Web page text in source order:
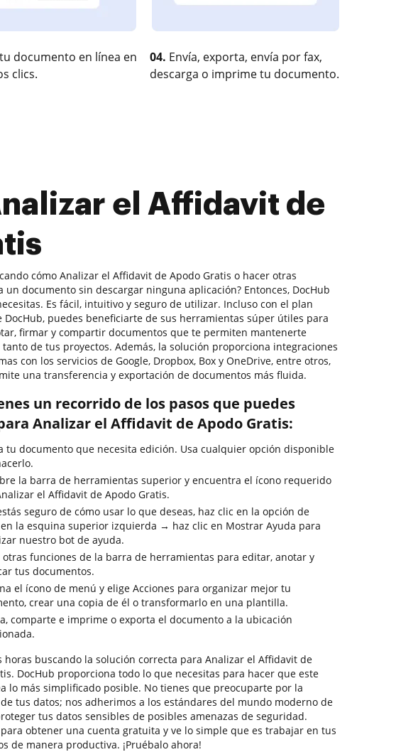
documento en línea en
clics.
04. Envía, exporta, envía por fax,
descarga o imprime tu documento.
el Affidavit de
cómo Analizar el Affidavit de Apodo Gratis o hacer otras
un documento sin descargar ninguna aplicación? Entonces, DocHub
Es fácil, intuitivo y seguro de utilizar. Incluso con el plan
DocHub, puedes beneficiarte de sus herramientas súper útiles para
firmar y compartir documentos que te permiten mantenerte
de tus proyectos. Además, la solución proporciona integraciones
con los servicios de Google, Dropbox, Box y OneDrive, entre otros,
una transferencia y exportación de documentos más fluida.
un recorrido de los pasos que puedes
Analizar el Affidavit de Apodo Gratis:
tu documento que necesita edición. Usa cualquier opción disponible
la barra de herramientas superior y encuentra el ícono requerido
el Affidavit de Apodo Gratis.
seguro de cómo usar lo que deseas, haz clic en la opción de
la esquina superior izquierda → haz clic en Mostrar Ayuda para
nuestro bot de ayuda.
otras funciones de la barra de herramientas para editar, anotar y
tus documentos.
el ícono de menú y elige Acciones para organizar mejor tu
crear una copia de él o transformarlo en una plantilla.
comparte e imprime o exporta el documento a la ubicación
horas buscando la solución correcta para Analizar el Affidavit de
DocHub proporciona todo lo que necesitas para hacer que este
lo más simplificado posible. No tienes que preocuparte por la
tus datos; nos adherimos a los estándares del mundo moderno de
tus datos sensibles de posibles amenazas de seguridad.
obtener una cuenta gratuita y ve lo simple que es trabajar en tus
de manera productiva. ¡Pruébalo ahora!